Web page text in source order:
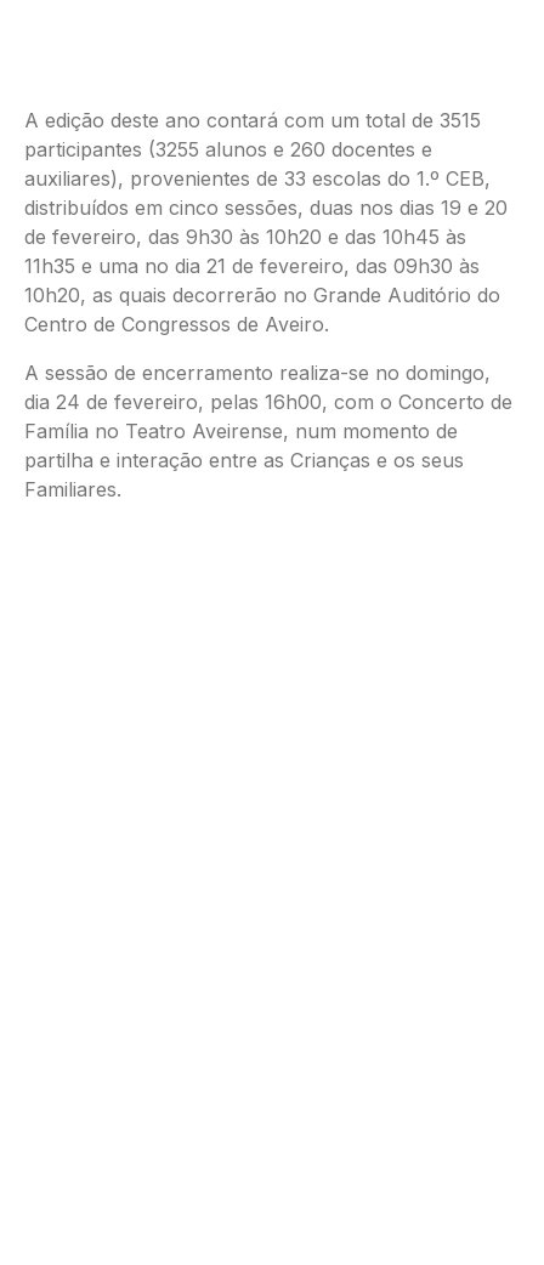
A edição deste ano contará com um total de 3515
participantes (3255 alunos e 260 docentes e
auxiliares), provenientes de 33 escolas do 1.º CEB,
distribuídos em cinco sessões, duas nos dias 19 e 20
de fevereiro, das 9h30 às 10h20 e das 10h45 às
11h35 e uma no dia 21 de fevereiro, das 09h30 às
10h20, as quais decorrerão no Grande Auditório do
Centro de Congressos de Aveiro.
A sessão de encerramento realiza-se no domingo,
dia 24 de fevereiro, pelas 16h00, com o Concerto de
Família no Teatro Aveirense, num momento de
partilha e interação entre as Crianças e os seus
Familiares.